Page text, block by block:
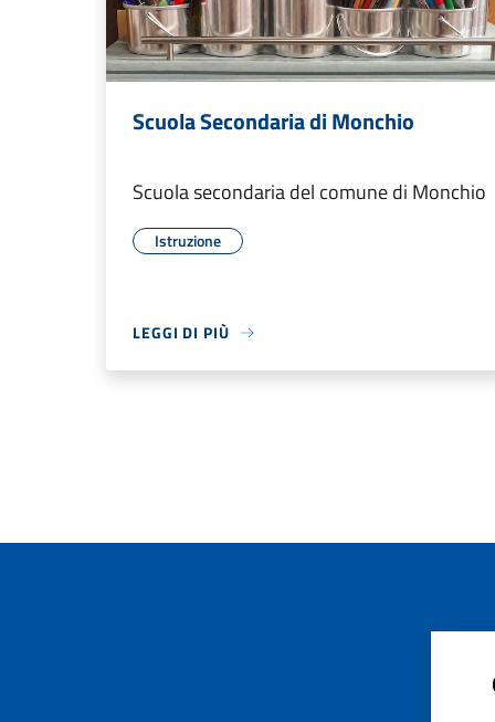
Scuola Secondaria di Monchio
Scuola secondaria del comune di Monchio
Istruzione
LEGGI DI PIÙ